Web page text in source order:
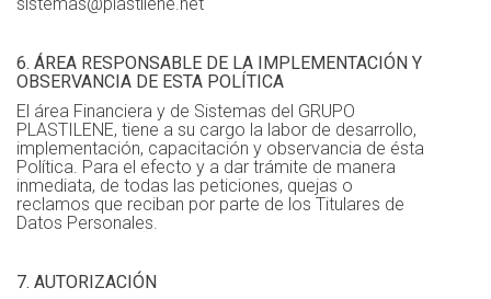
6. ÁREA RESPONSABLE DE LA IMPLEMENTACIÓN Y
OBSERVANCIA DE ESTA POLÍTICA
El área Financiera y de Sistemas del GRUPO
PLASTILENE, tiene a su cargo la labor de desarrollo,
implementación, capacitación y observancia de ésta
Política. Para el efecto y a dar trámite de manera
inmediata, de todas las peticiones, quejas o
reclamos que reciban por parte de los Titulares de
Datos Personales.
7. AUTORIZACIÓN